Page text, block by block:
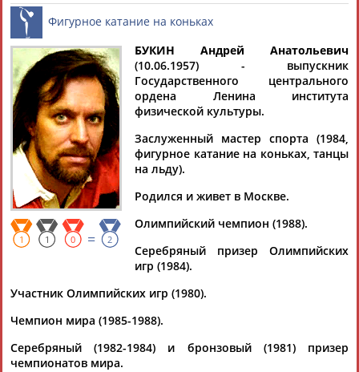
Найдено: 1персона Расширенный поиск
Андрей
БУКИН
Ваш запрос: "Андрей БУКИН"
Документы 1-9 из 9 найденных уникальных документов
Татьяна Тарасова: Отъезд в США был одним из лучших
решений в жизни
...в разные годы были олимпийские чемпионы Ирина
Роднина/Александр Зайцев, Ирина Моисеева/
Миненков, Наталья... ...Ирина Моисеева/АндрейМиненков,
Наталья Бестемьянова/
Фигурное катание на коньках
1 1 0 = 2
БУКИН Андрей Анатольевич
(10.06.1957) - выпускник
Государственного центрального
ордена Ленина института
физической культуры.
Заслуженный мастер спорта (1984,
фигурное катание на коньках, танцы
на льду).
Родился и живет в Москве.
Олимпийский чемпион (1988).
Серебряный призер Олимпийских
игр (1984).
Участник Олимпийских игр (1980).
Чемпион мира (1985-1988).
Серебряный (1982-1984) и бронзовый (1981) призер
чемпионатов мира.